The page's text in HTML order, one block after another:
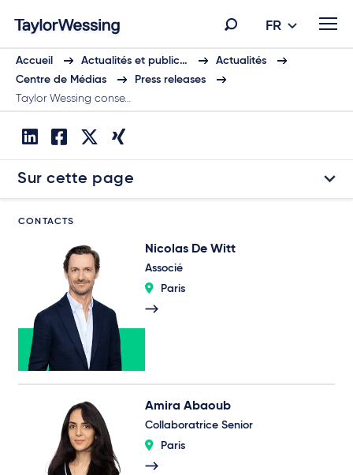
FR
Accueil Actualités et public…
Actualités
Centre de Médias
Press releases
Taylor Wessing conse…
Sur cette page
CONTACTS
Nicolas De Witt
Associé
Paris
Amira Abaoub
Collaboratrice Senior
Paris